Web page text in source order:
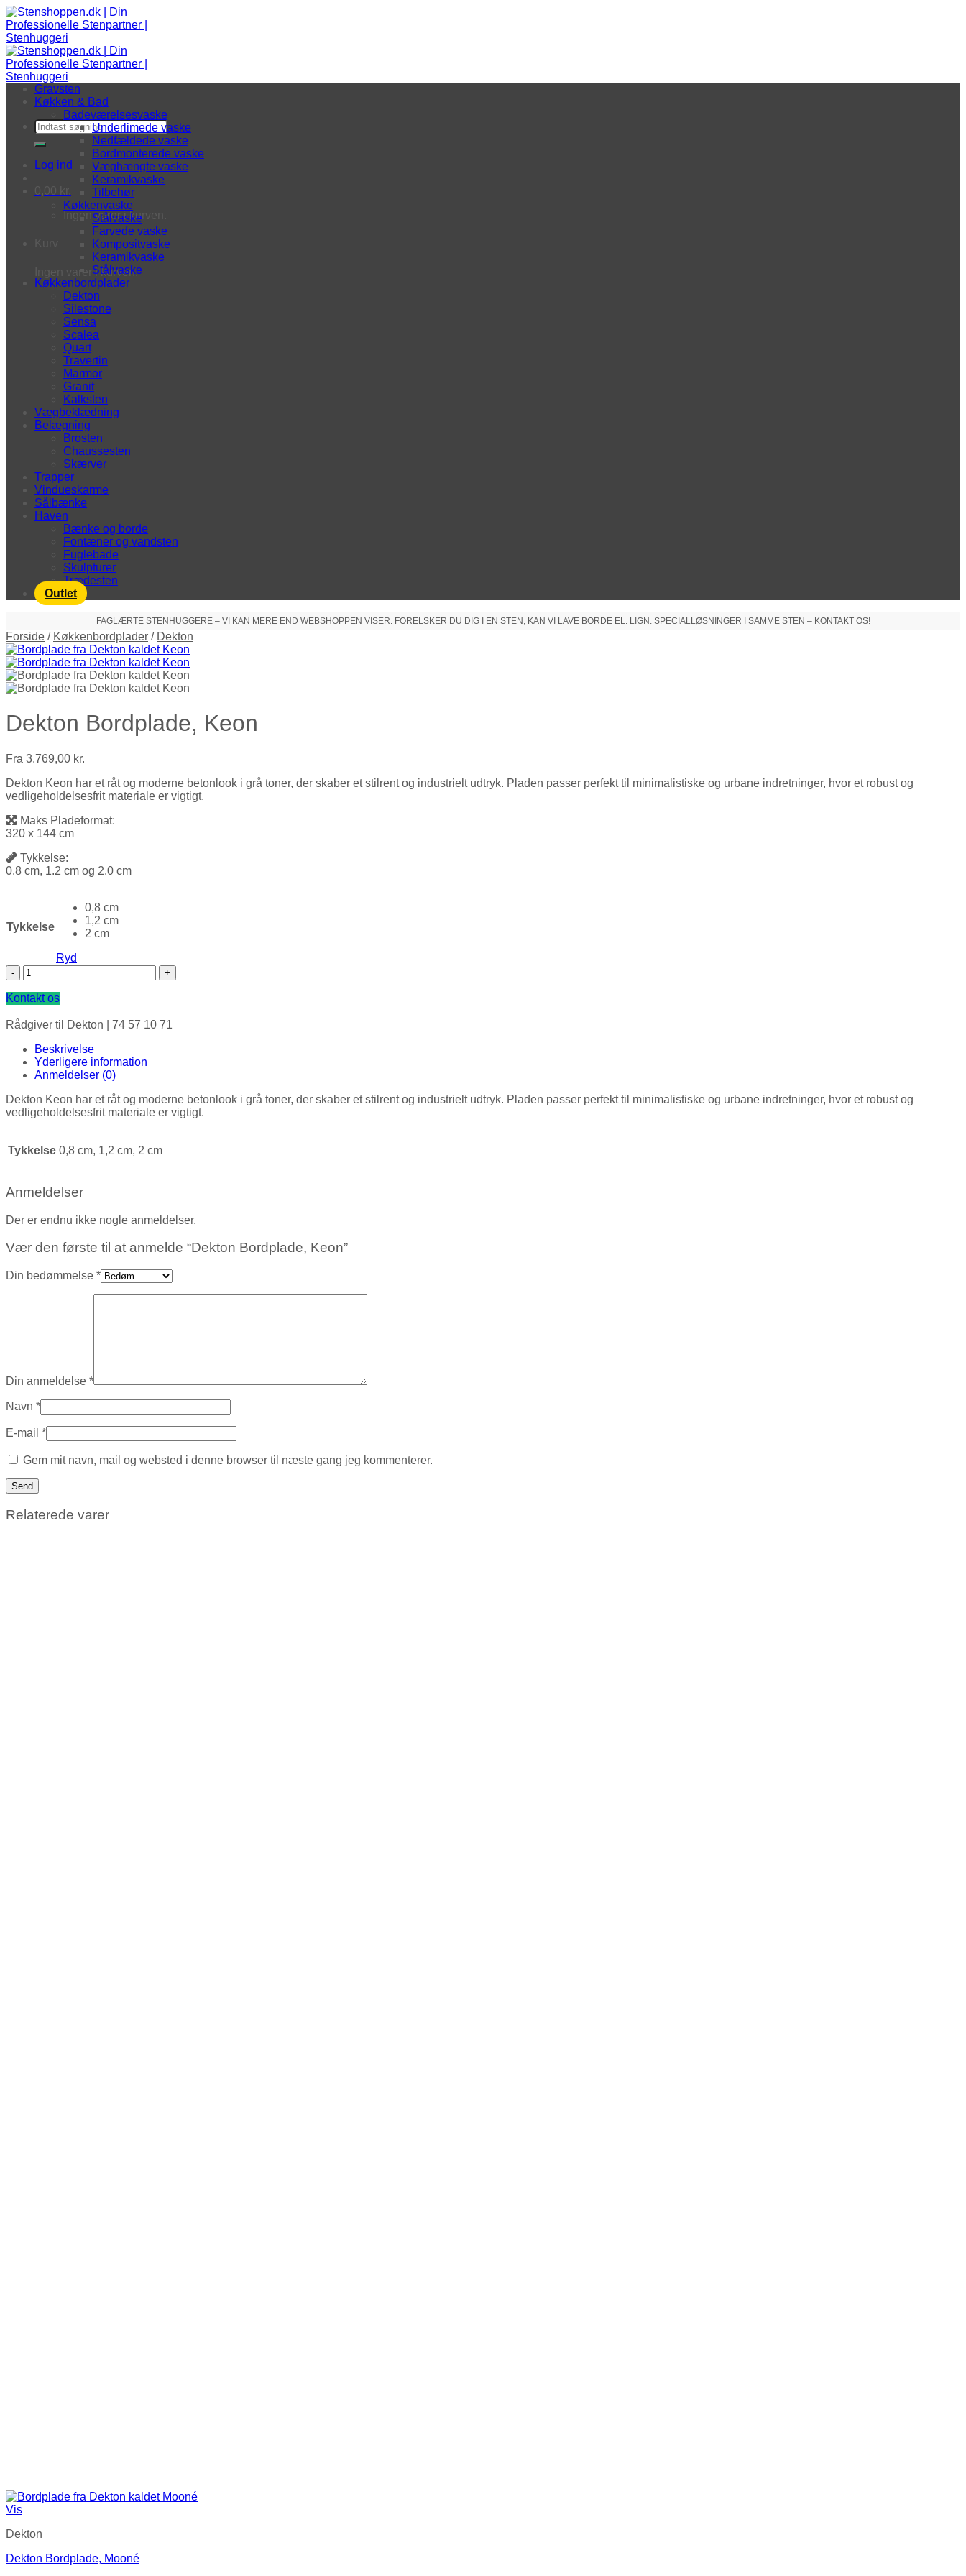
Fortsæt til indhold
Søg efter:
Log ind
Ingen varer i kurven.
Ingen varer i kurven.
Gravsten
Køkken & Bad
Badeværelsesvaske
Underlimede vaske
Nedfældede vaske
Bordmonterede vaske
Væghængte vaske
Keramikvaske
Tilbehør
Køkkenvaske
Stålvaske
Farvede vaske
Kompositvaske
Keramikvaske
Stålvaske
Køkkenbordplader
Dekton
Silestone
Sensa
Scalea
Quart
Travertin
Marmor
Granit
Kalksten
Vægbeklædning
Belægning
Brosten
Chaussesten
Skærver
Trapper
Vindueskarme
Sålbænke
Haven
Bænke og borde
Fontæner og vandsten
Fuglebade
Skulpturer
Trædesten
Outlet
FAGLÆRTE STENHUGGERE – VI KAN MERE END WEBSHOPPEN VISER. FORELSKER DU DIG I EN STEN, KAN VI LAVE BORDE EL. LIGN. SPECIALLØSNINGER I SAMME STEN – KONTAKT OS!
Forside / Køkkenbordplader / Dekton
Dekton Bordplade, Keon
Fra 3.769,00 kr.
Dekton Keon har et råt og moderne betonlook i grå toner, der skaber et stilrent og industrielt udtryk. Pladen passer perfekt til minimalistiske og urbane indretninger, hvor et robust og
vedligeholdelsesfrit materiale er vigtigt.
Maks Pladeformat:
320 x 144 cm
Tykkelse:
0.8 cm, 1.2 cm og 2.0 cm
Tykkelse
0,8 cm
1,2 cm
2 cm
Ryd
Dekton Bordplade, Keon antal
Kontakt os
Rådgiver til Dekton | 74 57 10 71
Beskrivelse
Yderligere information
Anmeldelser (0)
Dekton Keon har et råt og moderne betonlook i grå toner, der skaber et stilrent og industrielt udtryk. Pladen passer perfekt til minimalistiske og urbane indretninger, hvor et robust og
vedligeholdelsesfrit materiale er vigtigt.
Tykkelse 0,8 cm, 1,2 cm, 2 cm
Anmeldelser
Der er endnu ikke nogle anmeldelser.
Vær den første til at anmelde “Dekton Bordplade, Keon”
Din bedømmelse *
Din anmeldelse *
Navn *
E-mail *
Gem mit navn, mail og websted i denne browser til næste gang jeg kommenterer.
Relaterede varer
Vis
Dekton
Dekton Bordplade, Mooné